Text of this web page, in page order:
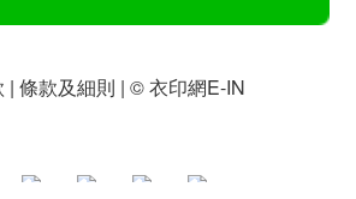
| 條款及細則 | © 衣印網E-IN